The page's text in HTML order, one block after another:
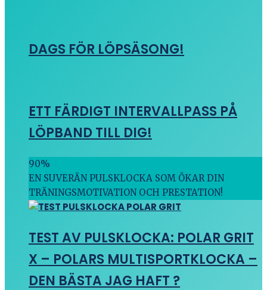
DAGS FÖR LÖPSÄSONG!
ETT FÄRDIGT INTERVALLPASS PÅ
LÖPBAND TILL DIG!
90%
EN SUVERÄN PULSKLOCKA SOM ÖKAR DIN
TRÄNINGSMOTIVATION OCH PRESTATION!
TEST AV PULSKLOCKA: POLAR GRIT
X – POLARS MULTISPORTKLOCKA –
DEN BÄSTA JAG HAFT ?